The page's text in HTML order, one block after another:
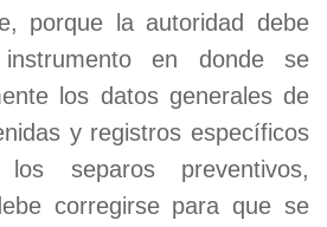
porque la autoridad debe
en donde se
los datos generales de
y registros específicos
separos preventivos,
corregirse para que se